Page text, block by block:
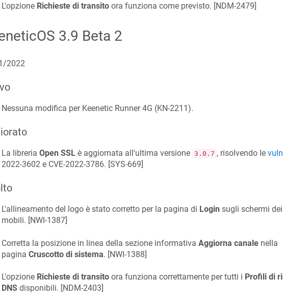
L'opzione Richieste di transitoora funziona come previsto. [NDM-2479]
3.9 Beta 2
2022
Nessuna modifica per Keenetic Runner 4G (KN-2211 ).
La libreria Open SSLè aggiornata all'ultima versione 3.0.7 , risolvendo le
2022-3602 e CVE-2022-3786. [SYS-669]
L'allineamento del logo è stato corretto per la pagina di Login sugli schermi
mobili. [NWI-1387]
Corretta la posizione in linea della sezione informativa Aggiorna canalenella
pagina Cruscotto di sistema. [NWI-1388]
L'opzione Richieste di transitoora funziona correttamente per tutti i Profili di
DNSdisponibili. [NDM-2403]